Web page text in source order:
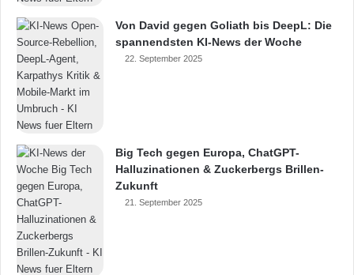
Von David gegen Goliath bis DeepL: Die
spannendsten KI-News der Woche
22. September 2025
Big Tech gegen Europa, ChatGPT-
Halluzinationen & Zuckerbergs Brillen-
Zukunft
21. September 2025